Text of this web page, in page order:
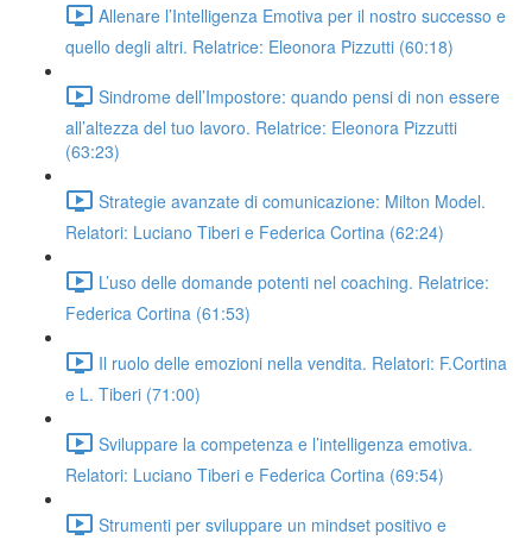
Allenare l’Intelligenza Emotiva per il nostro successo e
quello degli altri. Relatrice: Eleonora Pizzutti (60:18)
Sindrome dell’Impostore: quando pensi di non essere
all’altezza del tuo lavoro. Relatrice: Eleonora Pizzutti
(63:23)
Strategie avanzate di comunicazione: Milton Model.
Relatori: Luciano Tiberi e Federica Cortina (62:24)
L’uso delle domande potenti nel coaching. Relatrice:
Federica Cortina (61:53)
Il ruolo delle emozioni nella vendita. Relatori: F.Cortina
e L. Tiberi (71:00)
Sviluppare la competenza e l’intelligenza emotiva.
Relatori: Luciano Tiberi e Federica Cortina (69:54)
Strumenti per sviluppare un mindset positivo e